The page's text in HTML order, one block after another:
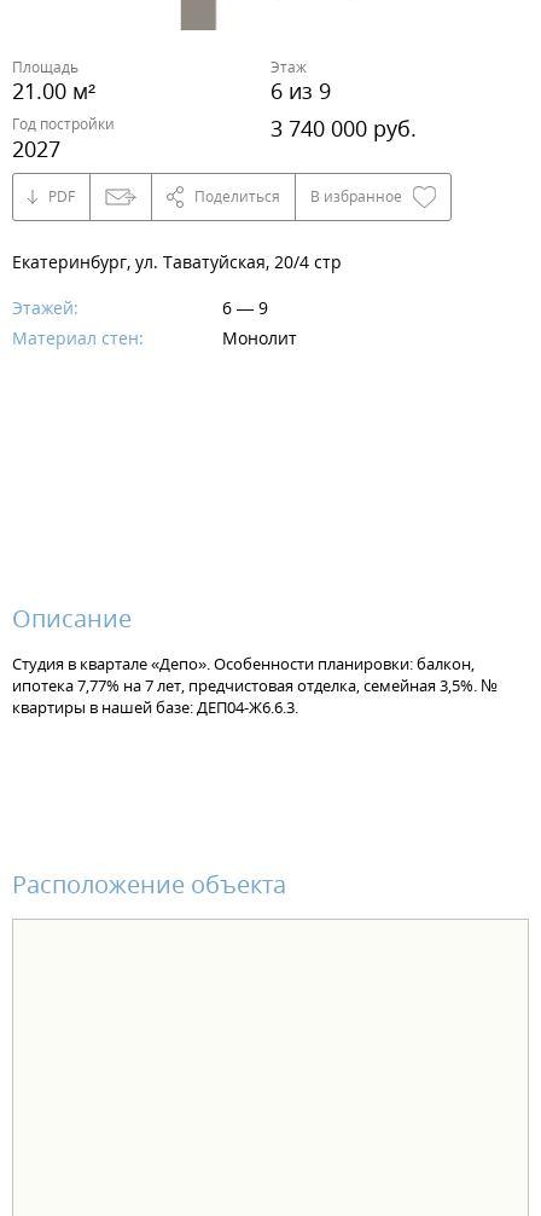
Площадь
21.00 м²
Этаж
6 из 9
Год постройки
2027
3 740 000 руб.
PDF Поделиться В избранное
Екатеринбург, ул. Таватуйская, 20/4 стр
Этажей:
6 — 9
Материал стен:
Монолит
Описание
Студия в квартале «Депо». Особенности планировки: балкон,
ипотека 7,77% на 7 лет, предчистовая отделка, семейная 3,5%. №
квартиры в нашей базе: ДЕП04-Ж6.6.3.
Расположение объекта